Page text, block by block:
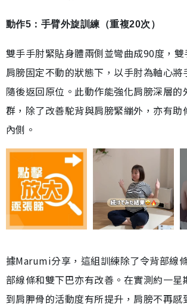
動作5：手臂外旋訓練（重複20次）
雙手手肘緊貼身體兩側並彎曲成90度，
肩膀固定不動的狀態下，以手肘為軸心將
隨後返回原位。此動作能強化肩膀深層的
群，除了改善駝背與肩膀緊繃外，亦有助
內側。
據Marumi分享，這組訓練除了令背部線
部線條和雙下巴亦有改善。在實測約一星
到肩胛骨的活動度有所提升，肩膀不再感